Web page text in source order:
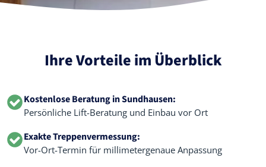
Ihre Vorteile im Überblick
Kostenlose Beratung in Sundhausen:
Persönliche Lift-Beratung und Einbau vor Ort
Exakte Treppenvermessung:
Vor-Ort-Termin für millimetergenaue Anpassung